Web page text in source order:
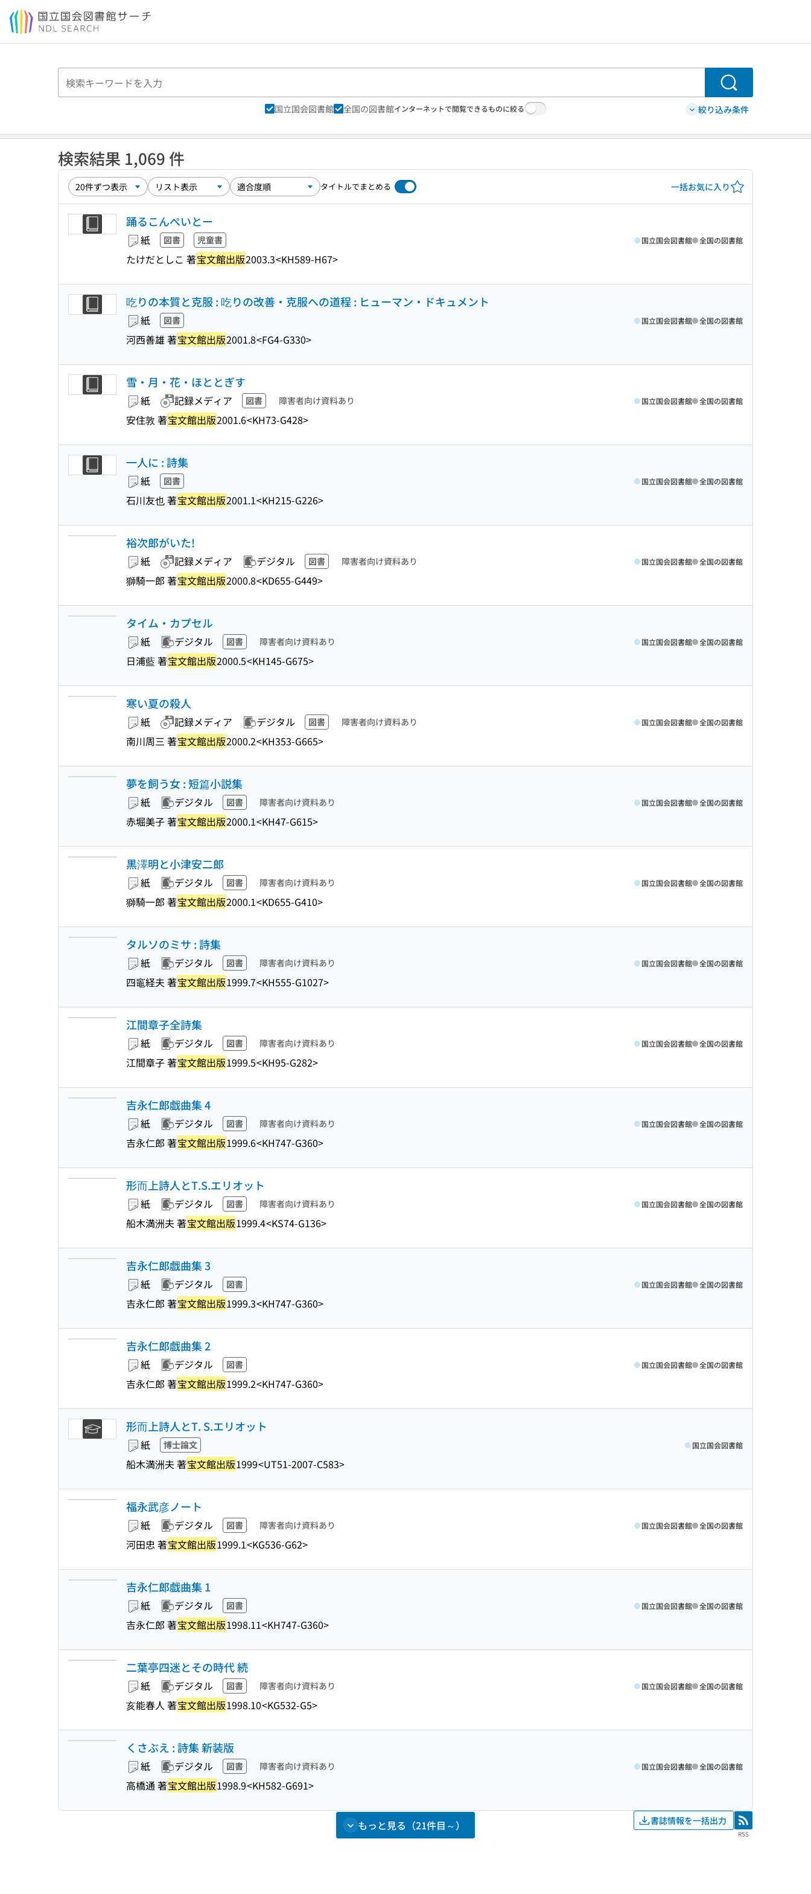
本文へ移動
検索
国立国会図書館 全国の図書館インターネットで閲覧できるものに絞る 絞り込み条件
検索結果 1,069 件
タイトルでまとめる 一括お気に入り
踊るこんぺいとー
紙 図書 児童書
たけだとしこ 著宝文館出版2003.3<KH589-H67>
国立国会図書館 全国の図書館
吃りの本質と克服 : 吃りの改善・克服への道程 : ヒューマン・ドキュメント
紙 図書
河西善雄 著宝文館出版2001.8<FG4-G330>
国立国会図書館 全国の図書館
雪・月・花・ほととぎす
紙 記録メディア 図書 障害者向け資料あり
安住敦 著宝文館出版2001.6<KH73-G428>
国立国会図書館 全国の図書館
一人に : 詩集
紙 図書
石川友也 著宝文館出版2001.1<KH215-G226>
国立国会図書館 全国の図書館
裕次郎がいた!
紙 記録メディア デジタル 図書 障害者向け資料あり
獅騎一郎 著宝文館出版2000.8<KD655-G449>
国立国会図書館 全国の図書館
タイム・カプセル
紙 デジタル 図書 障害者向け資料あり
日浦藍 著宝文館出版2000.5<KH145-G675>
国立国会図書館 全国の図書館
寒い夏の殺人
紙 記録メディア デジタル 図書 障害者向け資料あり
南川周三 著宝文館出版2000.2<KH353-G665>
国立国会図書館 全国の図書館
夢を飼う女 : 短篇小説集
紙 デジタル 図書 障害者向け資料あり
赤堀美子 著宝文館出版2000.1<KH47-G615>
国立国会図書館 全国の図書館
黒澤明と小津安二郎
紙 デジタル 図書 障害者向け資料あり
獅騎一郎 著宝文館出版2000.1<KD655-G410>
国立国会図書館 全国の図書館
タルソのミサ : 詩集
紙 デジタル 図書 障害者向け資料あり
四竈経夫 著宝文館出版1999.7<KH555-G1027>
国立国会図書館 全国の図書館
江間章子全詩集
紙 デジタル 図書 障害者向け資料あり
江間章子 著宝文館出版1999.5<KH95-G282>
国立国会図書館 全国の図書館
吉永仁郎戯曲集 4
紙 デジタル 図書 障害者向け資料あり
吉永仁郎 著宝文館出版1999.6<KH747-G360>
国立国会図書館 全国の図書館
形而上詩人とT.S.エリオット
紙 デジタル 図書 障害者向け資料あり
船木満洲夫 著宝文館出版1999.4<KS74-G136>
国立国会図書館 全国の図書館
吉永仁郎戯曲集 3
紙 デジタル 図書
吉永仁郎 著宝文館出版1999.3<KH747-G360>
国立国会図書館 全国の図書館
吉永仁郎戯曲集 2
紙 デジタル 図書
吉永仁郎 著宝文館出版1999.2<KH747-G360>
国立国会図書館 全国の図書館
形而上詩人とT. S.エリオット
紙 博士論文
船木満洲夫 著宝文館出版1999<UT51-2007-C583>
国立国会図書館
福永武彦ノート
紙 デジタル 図書 障害者向け資料あり
河田忠 著宝文館出版1999.1<KG536-G62>
国立国会図書館 全国の図書館
吉永仁郎戯曲集 1
紙 デジタル 図書
吉永仁郎 著宝文館出版1998.11<KH747-G360>
国立国会図書館 全国の図書館
二葉亭四迷とその時代 続
紙 デジタル 図書 障害者向け資料あり
亥能春人 著宝文館出版1998.10<KG532-G5>
国立国会図書館 全国の図書館
くさぶえ : 詩集 新装版
紙 デジタル 図書 障害者向け資料あり
高橋通 著宝文館出版1998.9<KH582-G691>
国立国会図書館 全国の図書館
もっと見る（21件目～） 書誌情報を一括出力 RSS
RSS